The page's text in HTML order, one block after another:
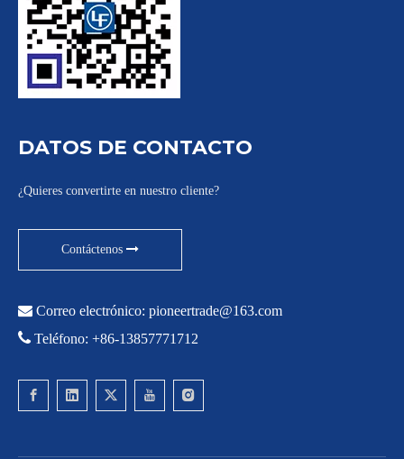
DATOS DE CONTACTO
¿Quieres convertirte en nuestro cliente?
Contáctenos
 Correo electrónico: pioneertrade@163.com
 Teléfono: +86-13857771712